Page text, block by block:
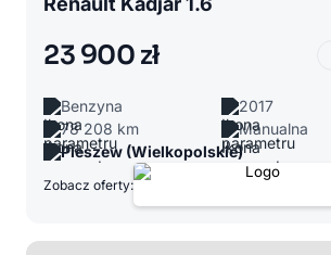
23 900 zł
Benzyna
2017
78 208 km
Manualna
Pleszew (Wielkopolskie)
Zobacz oferty: